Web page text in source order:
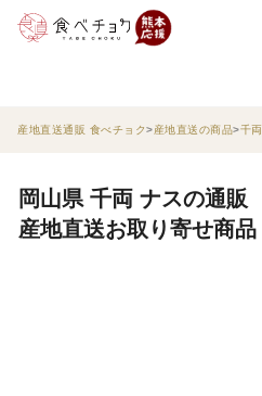
産地直送通販 食べチョク 産地直送の商品 千両
岡山県 千両 ナスの通販
産地直送お取り寄せ商品